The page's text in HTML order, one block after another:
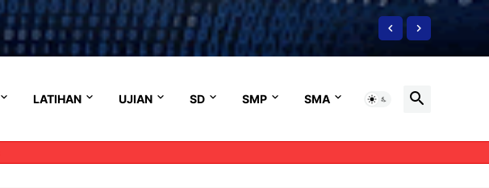
LATIHAN UJIAN SD SMP SMA